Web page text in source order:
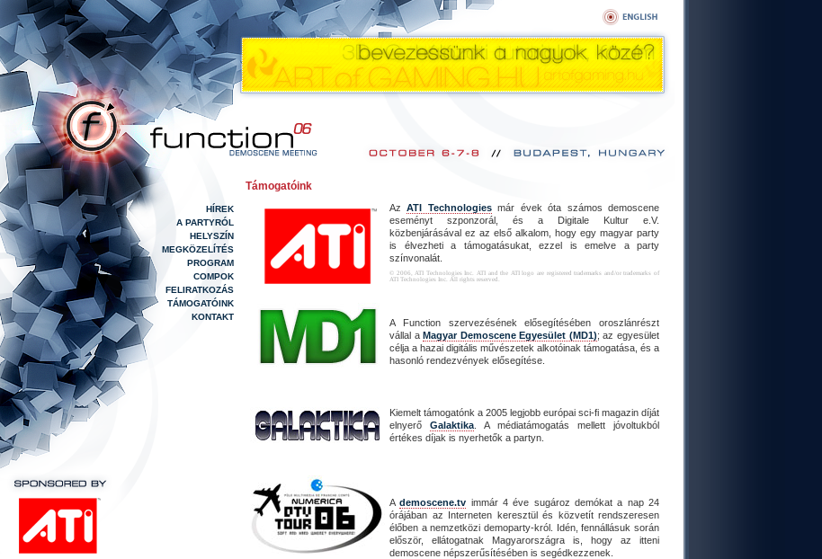
HÍREK
A PARTYRÓL
HELYSZÍN
MEGKÖZELÍTÉS
PROGRAM
COMPOK
FELIRATKOZÁS
TÁMOGATÓINK
KONTAKT
Támogatóink
AzATI Technologiesmár évek óta számos demoscene
eseményt szponzorál, és a Digitale Kultur e.V.
közbenjárásával ez az első alkalom, hogy egy magyar party
is élvezheti a támogatásukat, ezzel is emelve a party
színvonalát.
© 2006, ATI Technologies Inc. ATI and the ATI logo are registered trademarks and/or trademarks of
ATI Technologies Inc. All rights reserved.
A Function szervezésének elősegítésében oroszlánrészt
vállal aMagyar Demoscene Egyesület (MD1); az egyesület
célja a hazai digitális művészetek alkotóinak támogatása, és a
hasonló rendezvények elősegítése.
Kiemelt támogatónk a 2005 legjobb európai sci-fi magazin díját
elnyerő Galaktika . A médiatámogatás mellett jóvoltukból
értékes díjak is nyerhetők a partyn.
Ademoscene.tv immár 4 éve sugároz demókat a nap 24
órájában az Interneten keresztül és közvetít rendszeresen
élőben a nemzetközi demoparty-król. Idén, fennállásuk során
először, ellátogatnak Magyarországra is, hogy az itteni
demoscene népszerűsítésében is segédkezzenek.